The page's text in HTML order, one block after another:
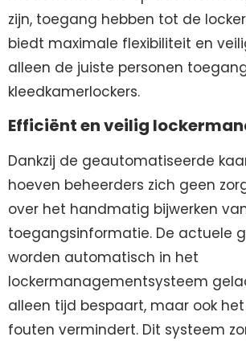
zijn, toegang hebben tot de
biedt maximale flexibiliteit en
alleen de juiste personen
kleedkamerlockers.
Efficiënt en veilig
Dankzij de geautomatiseerde
hoeven beheerders zich geen
over het handmatig bijwerken
toegangsinformatie. De actuele
worden automatisch in het
lockermanagementsysteem
alleen tijd bespaart, maar ook
fouten vermindert. Dit systeem